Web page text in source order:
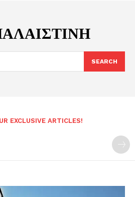
SEARCH
EXCLUSIVE ARTICLES!